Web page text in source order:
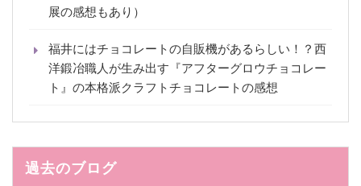
展の感想もあり）
福井にはチョコレートの自販機があるらしい！？西
洋鍛冶職人が生み出す『アフターグロウチョコレー
ト』の本格派クラフトチョコレートの感想
過去のブログ